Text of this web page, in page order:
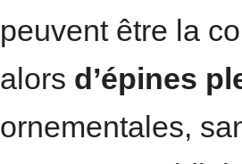
peuvent être la
alors d’épines
ornementales,